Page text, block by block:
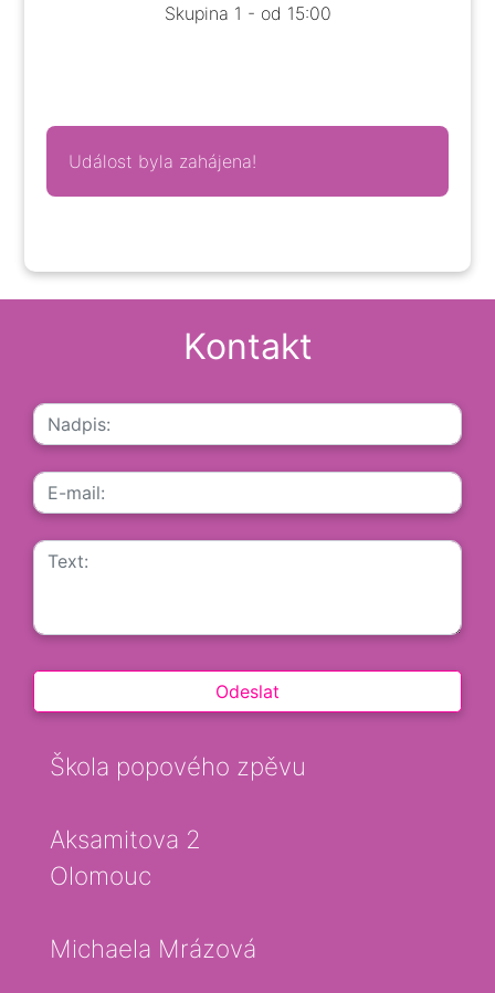
Skupina 1 - od 15:00
Událost byla zahájena!
Kontakt
Škola popového zpěvu
Aksamitova 2
Olomouc
Michaela Mrázová